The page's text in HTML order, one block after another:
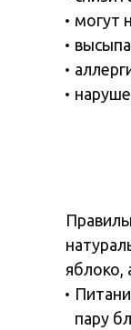
могут
яблоко,
пару